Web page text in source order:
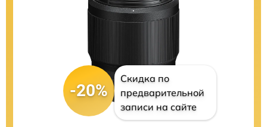
-20%
Скидка по
предварительной
записи на сайте